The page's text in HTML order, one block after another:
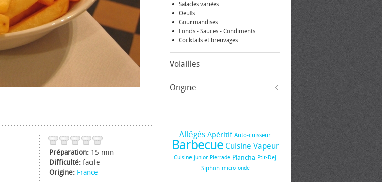
Préparation: 15 min
Difficulté: facile
Origine: France
Salades variées
Oeufs
Gourmandises
Fonds - Sauces - Condiments
Cocktails et breuvages
Volailles
Origine
Allégés Apéritif Auto-cuisseur
Barbecue Cuisine Vapeur
Cuisine junior Pierrade Plancha Ptit-Dej
Siphon micro-onde